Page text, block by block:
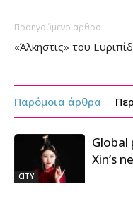
Προηγούμενο άρθρο
«Άλκηστις» του
Παρόμοια άρθρα
CITY
Xin’s